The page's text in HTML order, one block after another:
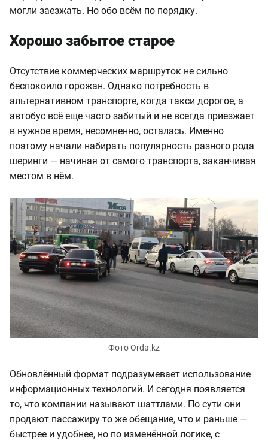
могли заезжать. Но обо всём по порядку.
Хорошо забытое старое
Отсутствие коммерческих маршруток не сильно
беспокоило горожан. Однако потребность в
альтернативном транспорте, когда такси дорогое, а
автобус всё еще часто забитый и не всегда приезжает
в нужное время, несомненно, осталась. Именно
поэтому начали набирать популярность разного рода
шеринги — начиная от самого транспорта, заканчивая
местом в нём.
Фото Orda.kz
Обновлённый формат подразумевает использование
информационных технологий. И сегодня появляется
то, что компании называют шаттлами. По сути они
продают пассажиру то же обещание, что и раньше —
быстрее и удобнее, но по изменённой логике, с